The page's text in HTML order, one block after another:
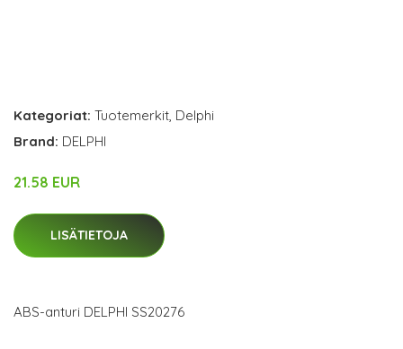
Kategoriat: Tuotemerkit, Delphi
Brand: DELPHI
21.58 EUR
LISÄTIETOJA
ABS-anturi DELPHI SS20276